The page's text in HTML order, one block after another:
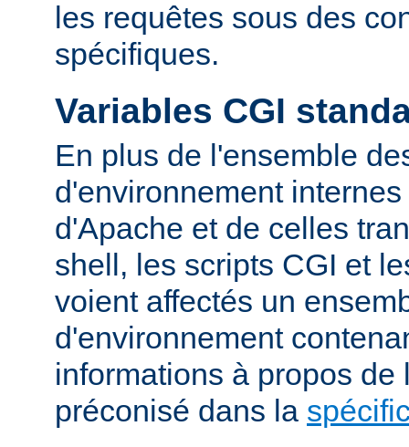
les requêtes sous des
spécifiques.
Variables CGI
En plus de l'ensemble
d'environnement
d'Apache et de celles
shell, les scripts CGI et
voient affectés un
d'environnement
informations à propos de
préconisé dans la